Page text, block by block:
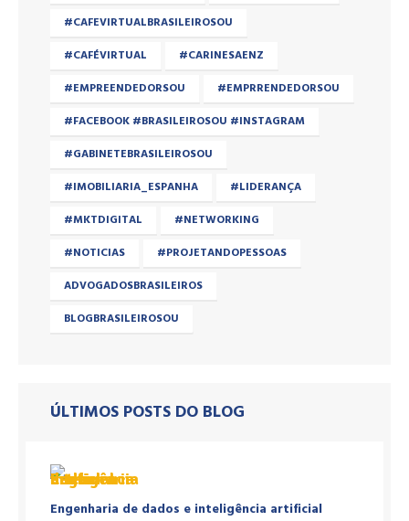
#CAFEVIRTUALBRASILEIROSOU
#CAFÉVIRTUAL
#CARINESAENZ
#EMPREENDEDORSOU
#EMPRRENDEDORSOU
#FACEBOOK #BRASILEIROSOU #INSTAGRAM
#GABINETEBRASILEIROSOU
#IMOBILIARIA_ESPANHA
#LIDERANÇA
#MKTDIGITAL
#NETWORKING
#NOTICIAS
#PROJETANDOPESSOAS
ADVOGADOSBRASILEIROS
BLOGBRASILEIROSOU
ÚLTIMOS POSTS DO BLOG
Engenharia de dados e inteligência artificial